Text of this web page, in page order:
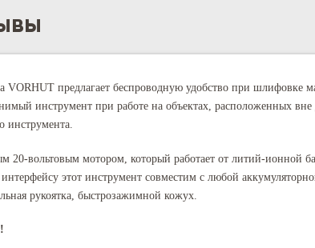
предлагает беспроводную удобство при шлифовке
инструмент при работе на объектах, расположенных вне
инструмента.
вольтовым мотором, который работает от литий-ионной
этот инструмент совместим с любой
рукоятка, быстрозажимной кожух.